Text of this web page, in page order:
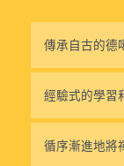
傳承自古的德
經驗式的學習
循序漸進地將